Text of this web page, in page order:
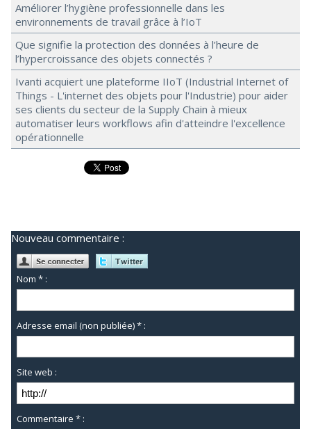
Améliorer l’hygiène professionnelle dans les
environnements de travail grâce à l’IoT
Que signifie la protection des données à l’heure de
l’hypercroissance des objets connectés ?
Ivanti acquiert une plateforme IIoT (Industrial Internet of
Things - L'internet des objets pour l'Industrie) pour aider
ses clients du secteur de la Supply Chain à mieux
automatiser leurs workflows afin d'atteindre l'excellence
opérationnelle
Nouveau commentaire :
Nom * :
Adresse email (non publiée) * :
Site web :
Commentaire * :